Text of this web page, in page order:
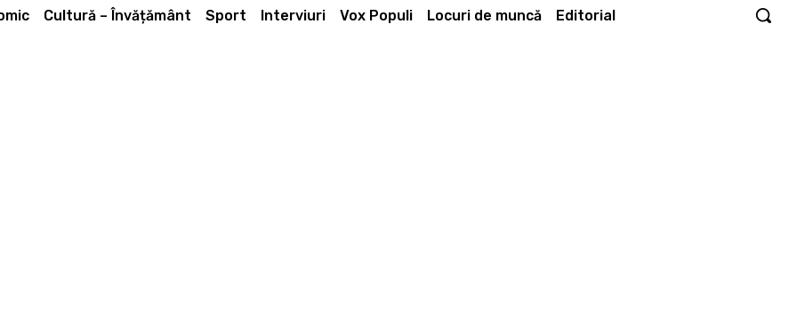
Cultură – Învățământ Sport Interviuri Vox Populi Locuri de muncă Editorial